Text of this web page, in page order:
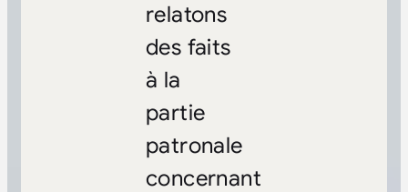
relatons
des faits
à la
partie
patronale
concernant